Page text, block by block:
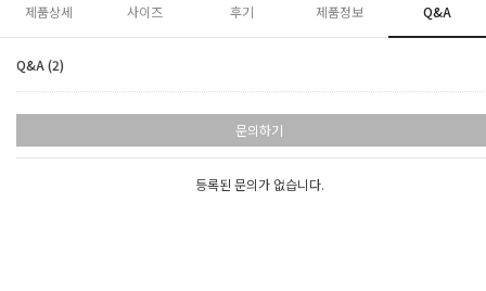
제품상세 사이즈 후기 제품정보 Q&A
Q&A (2)
문의하기
등록된 문의가 없습니다.